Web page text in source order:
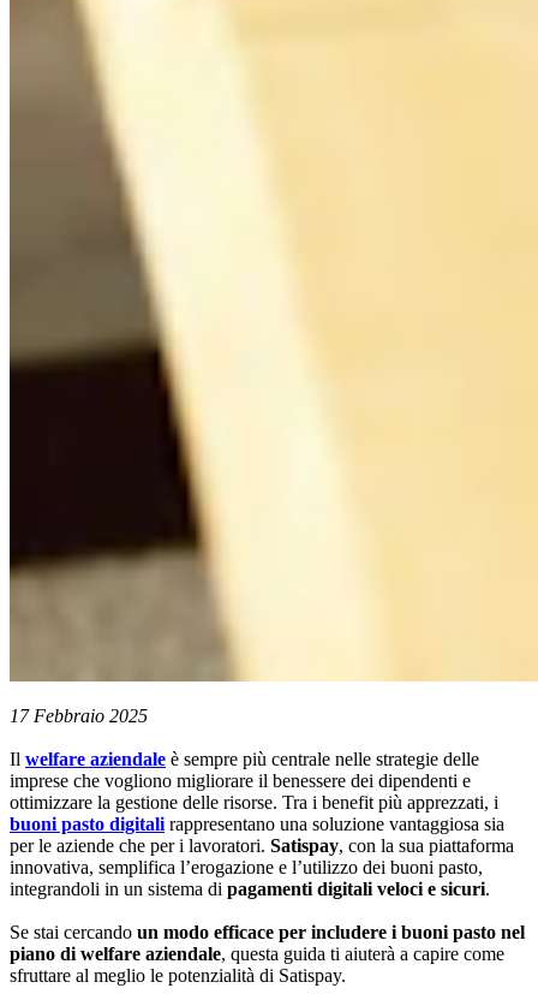
17 Febbraio 2025
Il welfare aziendale è sempre più centrale nelle strategie delle
imprese che vogliono migliorare il benessere dei dipendenti e
ottimizzare la gestione delle risorse. Tra i benefit più apprezzati, i
buoni pasto digitali rappresentano una soluzione vantaggiosa sia
per le aziende che per i lavoratori. Satispay, con la sua piattaforma
innovativa, semplifica l’erogazione e l’utilizzo dei buoni pasto,
integrandoli in un sistema di pagamenti digitali veloci e sicuri.
Se stai cercando un modo efficace per includere i buoni pasto nel
piano di welfare aziendale, questa guida ti aiuterà a capire come
sfruttare al meglio le potenzialità di Satispay.